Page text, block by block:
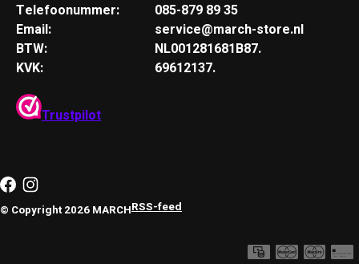
Telefoonummer:
Email:
BTW:
KVK:
085-879 89 35
service@march-store.nl
NL001281681B87.
69612137.
Trustpilot
© Copyright 2026 MARCHRSS-feed